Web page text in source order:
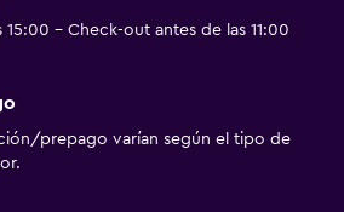
- Check-out antes de las 11:00
prepago varían según el tipo de